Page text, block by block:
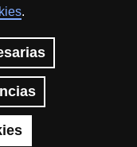
.
Aviso Legal
datos
y más comprometida con
participación voluntaria de
para la integración de